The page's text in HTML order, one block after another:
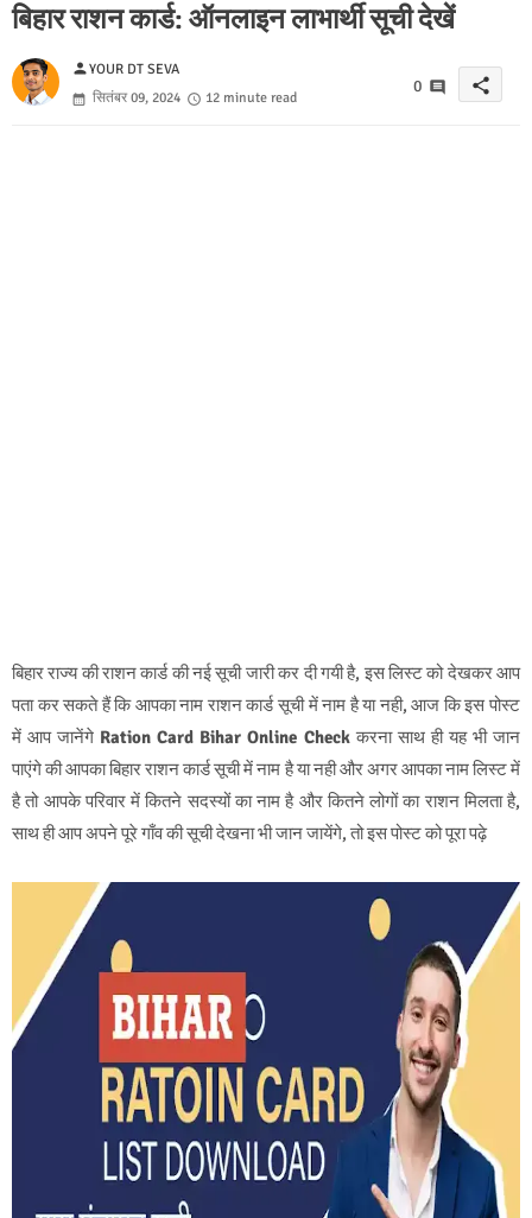
बिहार राशन कार्ड: ऑनलाइन लाभार्थी सूची देखें
personYOUR DT SEVA
सितंबर 09, 2024
12 minute read
0 share
बिहार राज्य की राशन कार्ड की नई सूची जारी कर दी गयी है, इस लिस्ट को देखकर आप
पता कर सकते हैं कि आपका नाम राशन कार्ड सूची में नाम है या नही, आज कि इस पोस्ट
में आप जानेंगे Ration Card Bihar Online Checkकरना साथ ही यह भी जान
पाएंगे की आपका बिहार राशन कार्ड सूची में नाम है या नही और अगर आपका नाम लिस्ट में
है तो आपके परिवार में कितने सदस्यों का नाम है और कितने लोगों का राशन मिलता है,
साथ ही आप अपने पूरे गाँव की सूची देखना भी जान जायेंगे, तो इस पोस्ट को पूरा पढ़े